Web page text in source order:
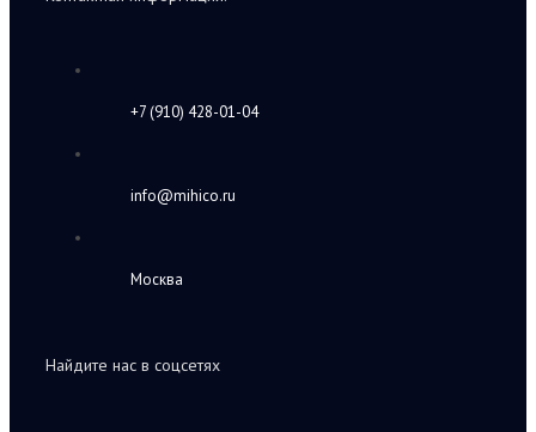
+7 (910) 428-01-04
info@mihico.ru
Москва
Найдите нас в соцсетях